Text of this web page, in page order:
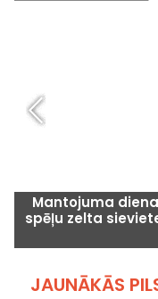
Mantojuma
spēļu zelta
JAUNĀKĀS